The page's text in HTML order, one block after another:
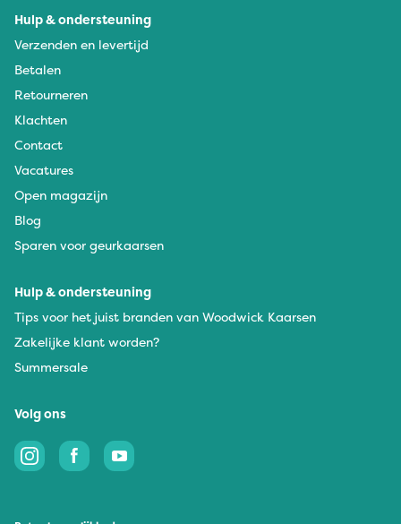
Hulp & ondersteuning
Verzenden en levertijd
Betalen
Retourneren
Klachten
Contact
Vacatures
Open magazijn
Blog
Sparen voor geurkaarsen
Hulp & ondersteuning
Tips voor het juist branden van Woodwick Kaarsen
Zakelijke klant worden?
Summersale
Volg ons